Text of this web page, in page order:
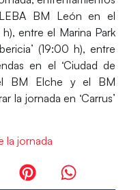
BM León en el
entre el Marina Park
(19:00 h), entre
en el ‘Ciudad de
BM Elche y el BM
la jornada en ‘Carrus’
la jornada